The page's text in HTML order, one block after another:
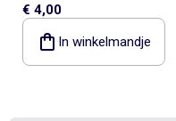
haarspelden
€ 4,00
In winkelmandje